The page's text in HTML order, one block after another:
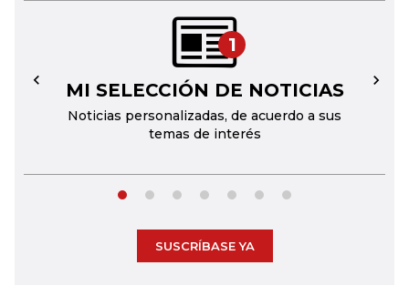
1
MI SELECCIÓN DE NOTICIAS
Noticias personalizadas, de acuerdo a sus
temas de interés
← →
SUSCRÍBASE YA